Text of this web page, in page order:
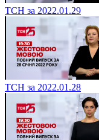
ТСН за 2022.01.29
ТСН за 2022.01.28